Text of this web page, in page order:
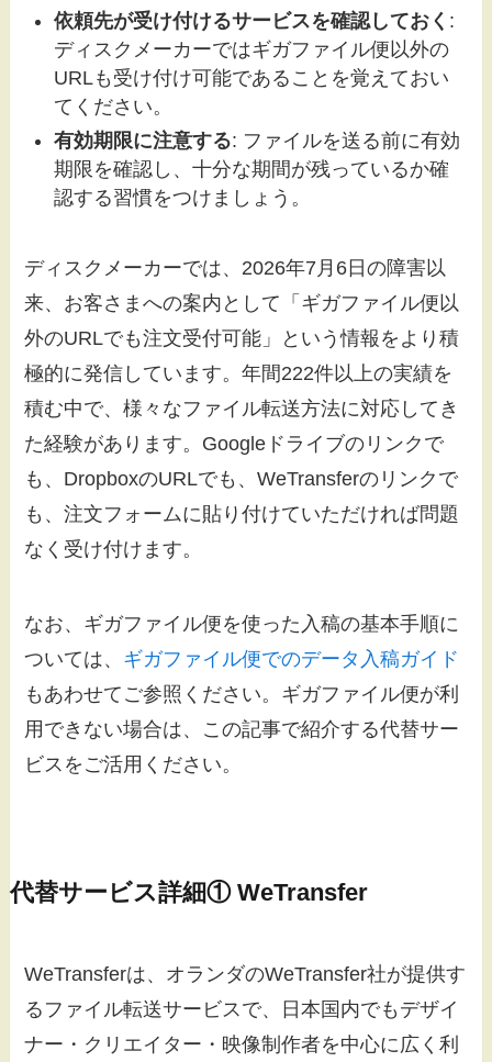
依頼先が受け付けるサービスを確認しておく :
ディスクメーカーではギガファイル便以外の
URLも受け付け可能であることを覚えておい
てください。
有効期限に注意する: ファイルを送る前に有効
期限を確認し、十分な期間が残っているか確
認する習慣をつけましょう。
ディスクメーカーでは、2026年7月6日の障害以
来、お客さまへの案内として「ギガファイル便以
外のURLでも注文受付可能」という情報をより積
極的に発信しています。年間222件以上の実績を
積む中で、様々なファイル転送方法に対応してき
た経験があります。Googleドライブのリンクで
も、DropboxのURLでも、WeTransferのリンクで
も、注文フォームに貼り付けていただければ問題
なく受け付けます。
なお、ギガファイル便を使った入稿の基本手順に
ついては、 ギガファイル便でのデータ入稿ガイド
もあわせてご参照ください。ギガファイル便が利
用できない場合は、この記事で紹介する代替サー
ビスをご活用ください。
代替サービス詳細① WeTransfer
WeTransferは、オランダのWeTransfer社が提供す
るファイル転送サービスで、日本国内でもデザイ
ナー・クリエイター・映像制作者を中心に広く利